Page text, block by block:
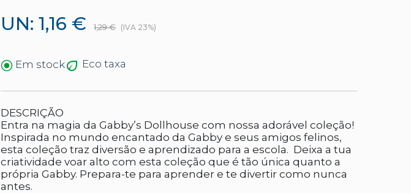
UN: 1,16 € 1,29 € (IVA 23%)
Em stock Eco taxa
DESCRIÇÃO
Entra na magia da Gabby’s Dollhouse com nossa adorável coleção!
Inspirada no mundo encantado da Gabby e seus amigos felinos,
esta coleção traz diversão e aprendizado para a escola. Deixa a tua
criatividade voar alto com esta coleção que é tão única quanto a
própria Gabby. Prepara-te para aprender e te divertir como nunca
antes.